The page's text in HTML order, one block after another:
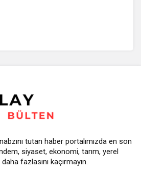
tutan haber portalımızda en son
siyaset, ekonomi, tarım, yerel
fazlasını kaçırmayın.